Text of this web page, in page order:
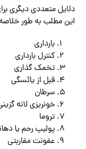
دلایل متعددی دیگری
این مطلب به طور خلاصه
بارداری
کنترل بارداری
تخمک گذاری
قبل از یائسگی
سرطان
خونریزی لانه
تروما
پولیپ رحم یا
عفونت مقاربتی